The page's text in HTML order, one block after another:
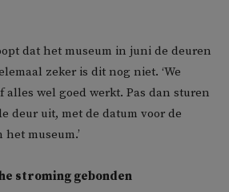
dat het museum in juni de deuren
zeker is dit nog niet. ‘We
alles wel goed werkt. Pas dan sturen
deur uit, met de datum voor de
museum.’
stroming gebonden